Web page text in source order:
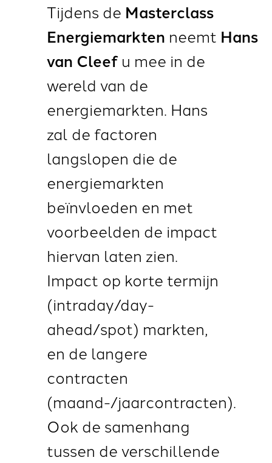
Tijdens de Masterclass
Energiemarkten neemt Hans
van Cleef u mee in de
wereld van de
energiemarkten. Hans
zal de factoren
langslopen die de
energiemarkten
beïnvloeden en met
voorbeelden de impact
hiervan laten zien.
Impact op korte termijn
(intraday/day-
ahead/spot) markten,
en de langere
contracten
(maand-/jaarcontracten).
Ook de samenhang
tussen de verschillende